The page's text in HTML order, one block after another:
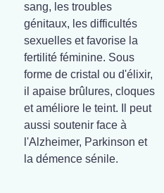
sang, les troubles
génitaux, les difficultés
sexuelles et favorise la
fertilité féminine. Sous
forme de cristal ou d'élixir,
il apaise brûlures, cloques
et améliore le teint. Il peut
aussi soutenir face à
l'Alzheimer, Parkinson et
la démence sénile.